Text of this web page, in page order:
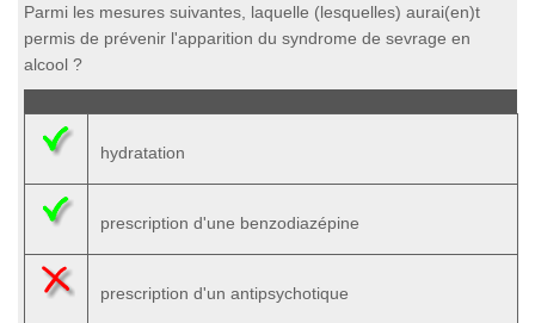
Parmi les mesures suivantes, laquelle (lesquelles) aurai(en)t
permis de prévenir l'apparition du syndrome de sevrage en
alcool ?
hydratation
prescription d'une benzodiazépine
prescription d'un antipsychotique